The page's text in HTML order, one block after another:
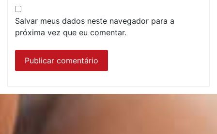
Salvar meus dados neste navegador para a
próxima vez que eu comentar.